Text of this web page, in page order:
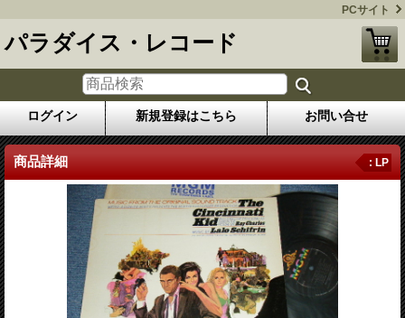
PCサイト
パラダイス・レコード
ログイン 新規登録はこちら お問い合せ
商品詳細 : LP